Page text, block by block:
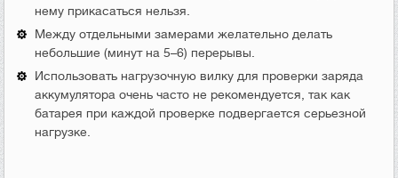
нему прикасаться нельзя.
Между отдельными замерами желательно делать
небольшие (минут на 5–6) перерывы.
Использовать нагрузочную вилку для проверки заряда
аккумулятора очень часто не рекомендуется, так как
батарея при каждой проверке подвергается серьезной
нагрузке.